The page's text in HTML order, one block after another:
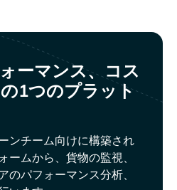
ーマンス、コス
1つのプラット
ンチーム向けに構築され
ームから、貨物の監視、
のパフォーマンス分析、